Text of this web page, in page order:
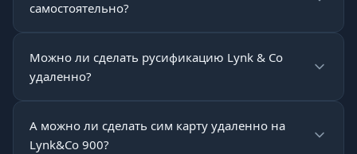
самостоятельно?
Можно ли сделать русификацию Lynk & Co
удаленно?
А можно ли сделать сим карту удаленно на
Lynk&Co 900?